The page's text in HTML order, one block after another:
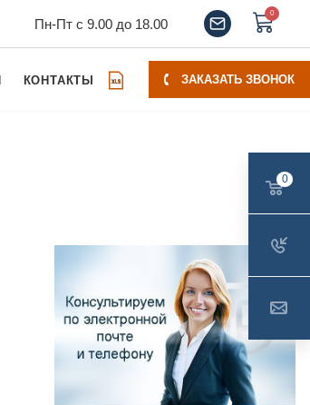
Пн-Пт с 9.00 до 18.00
0
КОНТАКТЫ ЗАКАЗАТЬ ЗВОНОК
0